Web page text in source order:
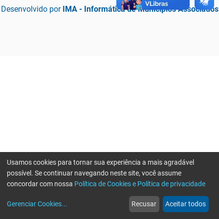
Desenvolvido por IMA - Informática de Municípios Associados
web
Notícias
more_horiz
Mais
Usamos cookies para tornar sua experiência a mais agradável
possível. Se continuar navegando neste site, você assume
concordar com nossa Política de Cookies e Política de privacidade
Gerenciar Cookies... Recusar Aceitar todos
Erro ao enviar informações, por favor tente novamente